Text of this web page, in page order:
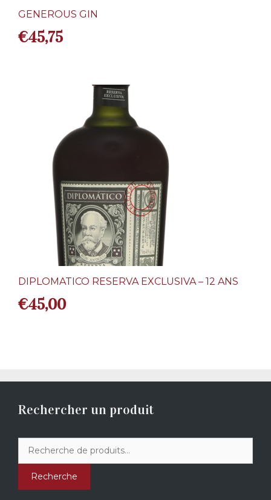
GENEROUS GIN
€45,75
DIPLOMATICO RESERVA EXCLUSIVA – 12 ANS
€45,00
Rechercher un produit
pour :
Recherche